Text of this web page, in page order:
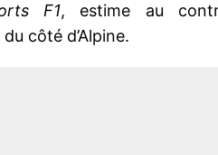
F1, estime au
côté d’Alpine.